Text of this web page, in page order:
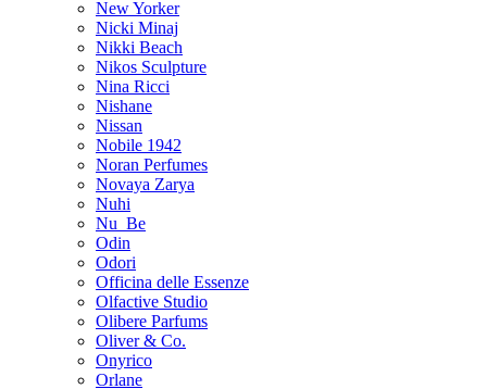
New Yorker
Nicki Minaj
Nikki Beach
Nikos Sculpture
Nina Ricci
Nishane
Nissan
Nobile 1942
Noran Perfumes
Novaya Zarya
Nuhi
Nu_Be
Odin
Odori
Officina delle Essenze
Olfactive Studio
Olibere Parfums
Oliver & Co.
Onyrico
Orlane